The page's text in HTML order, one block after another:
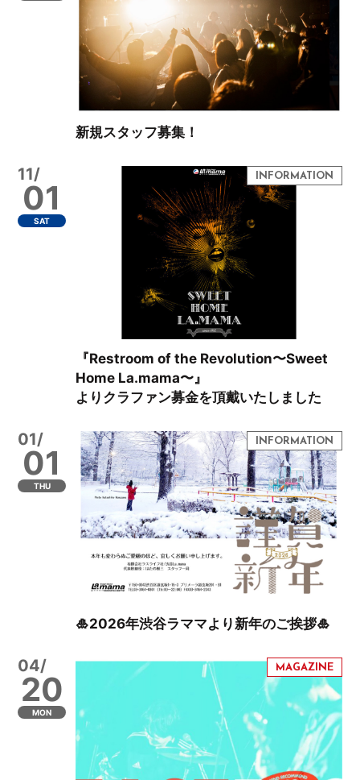
新規スタッフ募集！
11/
01
SAT
『Restroom of the Revolution〜Sweet
Home La.mama〜』
よりクラファン募金を頂戴いたしました
01/
01
THU
🎍2026年渋谷ラママより新年のご挨拶🎍
04/
20
MON